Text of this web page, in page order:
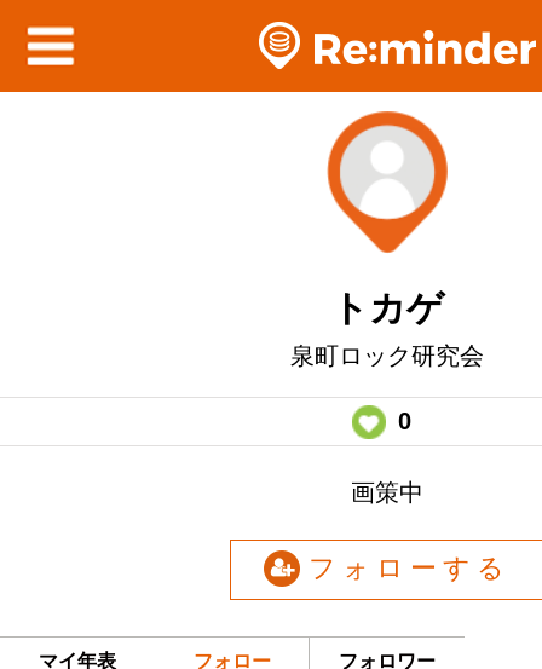
トカゲ
泉町ロック研究会
0
画策中
フォローする
マイ年表 フォロー フォロワー